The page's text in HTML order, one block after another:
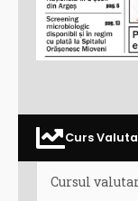
Curs
Cursul